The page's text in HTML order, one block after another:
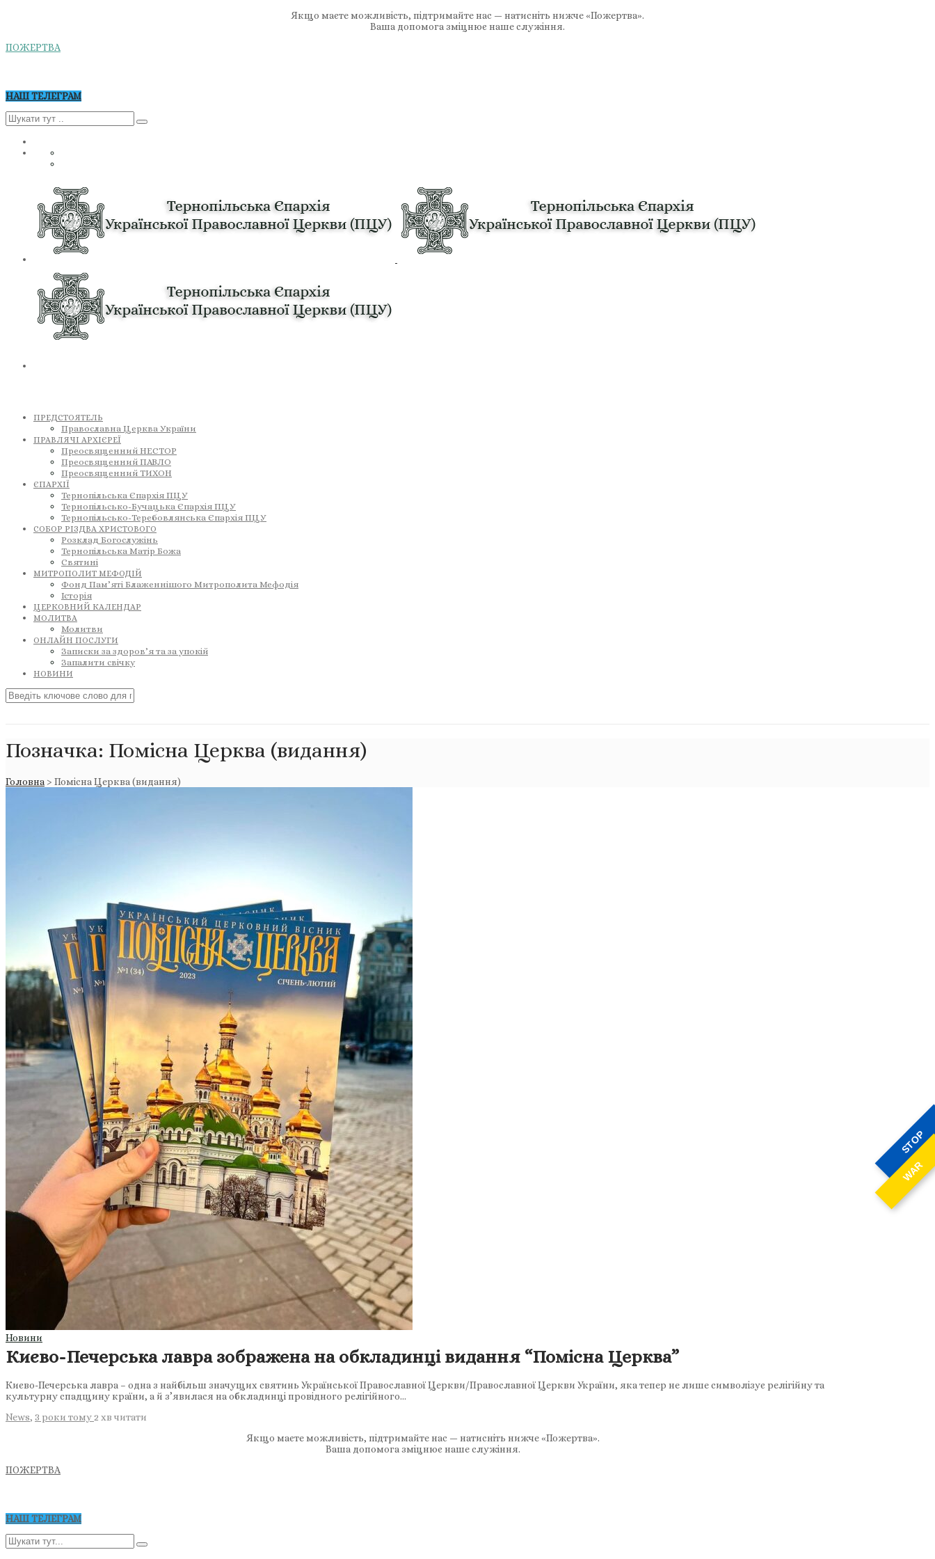
STOP
WAR
Якщо маєте можливість, підтримайте нас — натисніть нижче «Пожертва».
Ваша допомога зміцнює наше служіння.
ПОЖЕРТВА
НАШ ТЕЛЕГРАМ
ПРЕДСТОЯТЕЛЬ
Православна Церква України
ПРАВЛЯЧІ АРХІЄРЕЇ
Преосвященний НЕСТОР
Преосвященний ПАВЛО
Преосвященний ТИХОН
ЄПАРХІЇ
Тернопільська Єпархія ПЦУ
Тернопільсько-Бучацька Єпархія ПЦУ
Тернопільсько-Теребовлянська Єпархія ПЦУ
СОБОР РІЗДВА ХРИСТОВОГО
Розклад Богослужінь
Тернопільська Матір Божа
Святині
МИТРОПОЛИТ МЕФОДІЙ
Фонд Пам’яті Блаженнішого Митрополита Мефодія
Історія
ЦЕРКОВНИЙ КАЛЕНДАР
МОЛИТВА
Молитви
ОНЛАЙН ПОСЛУГИ
Записки за здоров’я та за упокій
Запалити свічку
НОВИНИ
Позначка: Помісна Церква (видання)
Головна > Помісна Церква (видання)
Новини
Києво-Печерська лавра зображена на обкладинці видання “Помісна Церква”
Києво-Печерська лавра – одна з найбільш значущих святинь Української Православної Церкви/Православної Церкви України, яка тепер не лише символізує релігійну та
культурну спадщину країни, а й з’явилася на обкладинці провідного релігійного…
News, 3 роки тому 2 хв читати
Якщо маєте можливість, підтримайте нас — натисніть нижче «Пожертва».
Ваша допомога зміцнює наше служіння.
ПОЖЕРТВА
НАШ ТЕЛЕГРАМ